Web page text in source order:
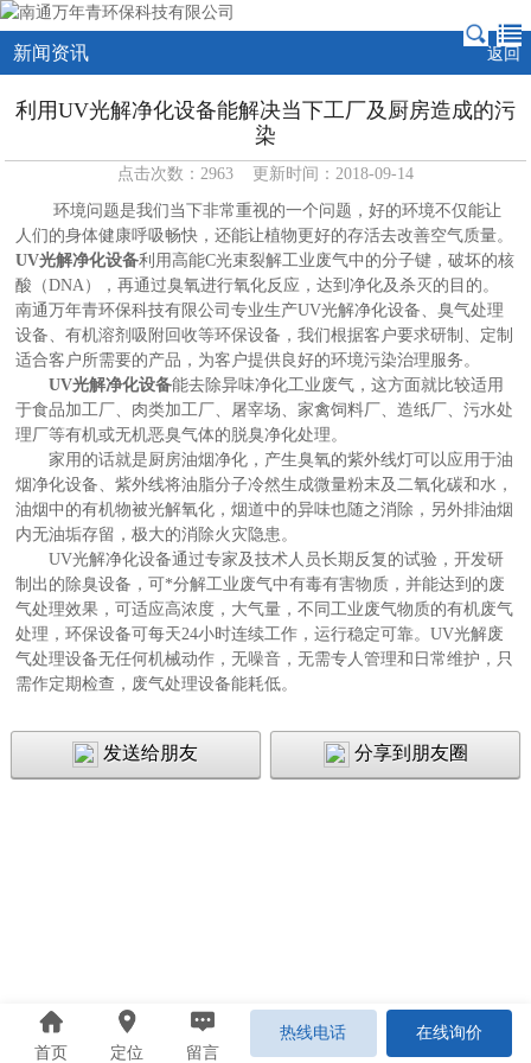
新闻资讯 返回
利用UV光解净化设备能解决当下工厂及厨房造成的污
染
点击次数：2963 更新时间：2018-09-14
环境问题是我们当下非常重视的一个问题，好的环境不仅能让
人们的身体健康呼吸畅快，还能让植物更好的存活去改善空气质量。
UV光解净化设备利用高能C光束裂解工业废气中的分子键，破坏的核
酸（DNA），再通过臭氧进行氧化反应，达到净化及杀灭的目的。
南通万年青环保科技有限公司专业生产UV光解净化设备、臭气处理
设备、有机溶剂吸附回收等环保设备，我们根据客户要求研制、定制
适合客户所需要的产品，为客户提供良好的环境污染治理服务。
UV光解净化设备能去除异味净化工业废气，这方面就比较适用
于食品加工厂、肉类加工厂、屠宰场、家禽饲料厂、造纸厂、污水处
理厂等有机或无机恶臭气体的脱臭净化处理。
家用的话就是厨房油烟净化，产生臭氧的紫外线灯可以应用于油
烟净化设备、紫外线将油脂分子冷然生成微量粉末及二氧化碳和水，
油烟中的有机物被光解氧化，烟道中的异味也随之消除，另外排油烟
内无油垢存留，极大的消除火灾隐患。
UV光解净化设备通过专家及技术人员长期反复的试验，开发研
制出的除臭设备，可*分解工业废气中有毒有害物质，并能达到的废
气处理效果，可适应高浓度，大气量，不同工业废气物质的有机废气
处理，环保设备可每天24小时连续工作，运行稳定可靠。UV光解废
气处理设备无任何机械动作，无噪音，无需专人管理和日常维护，只
需作定期检查，废气处理设备能耗低。
发送给朋友 分享到朋友圈
首页 定位 留言
热线电话 在线询价